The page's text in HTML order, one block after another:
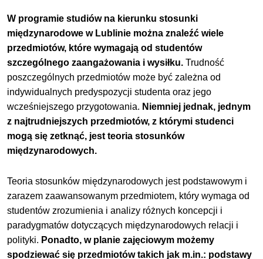
W programie studiów na kierunku stosunki
międzynarodowe w Lublinie można znaleźć wiele
przedmiotów, które wymagają od studentów
szczególnego zaangażowania i wysiłku.Trudność
poszczególnych przedmiotów może być zależna od
indywidualnych predyspozycji studenta oraz jego
wcześniejszego przygotowania. Niemniej jednak, jednym
z najtrudniejszych przedmiotów, z którymi studenci
mogą się zetknąć, jest teoria stosunków
międzynarodowych.
Teoria stosunków międzynarodowych jest podstawowym i
zarazem zaawansowanym przedmiotem, który wymaga od
studentów zrozumienia i analizy różnych koncepcji i
paradygmatów dotyczących międzynarodowych relacji i
polityki. Ponadto, w planie zajęciowym możemy
spodziewać się przedmiotów takich jak m.in.: podstawy